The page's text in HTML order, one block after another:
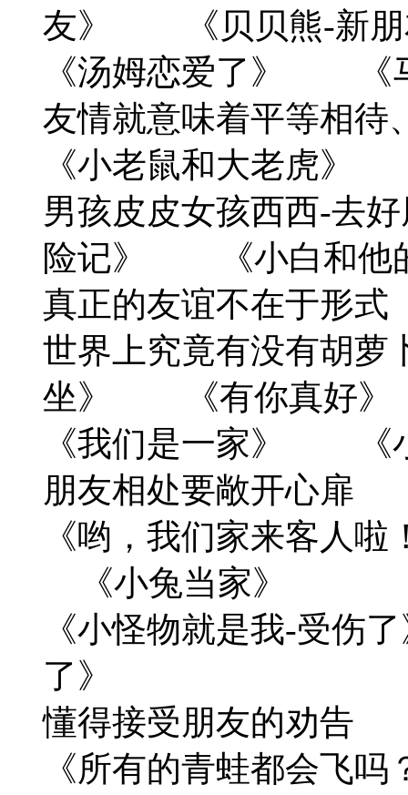
友》 《贝贝熊-新朋
《汤姆恋爱了》 《
友情就意味着平等相待
《小老鼠和大老虎
男孩皮皮女孩西西-
险记》 《小白和他
真正的友谊不在于形式
世界上究竟有没有胡
坐》 《有你真好》
《我们是一家》
朋友相处要敞开心
《哟，我们家来客
《小兔当家》
《小怪物就是我-受
了》
懂得接受朋友的劝告
《所有的青蛙都会